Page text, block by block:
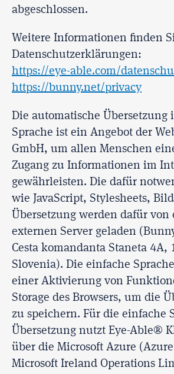
abgeschlossen.
Weitere Informationen finden
Datenschutzerklärungen:
https://eye-able.com/
https://bunny.net/privacy
Die automatische Übersetzung
Sprache ist ein Angebot der
GmbH, um allen Menschen
Zugang zu Informationen im
gewährleisten. Die dafür
wie JavaScript, Stylesheets,
Übersetzung werden dafür von
externen Server geladen
Cesta komandanta Staneta 4A,
Slovenia). Die einfache
einer Aktivierung von
Storage des Browsers, um die
zu speichern. Für die einfache
Übersetzung nutzt Eye-Able®
über die Microsoft Azure
Microsoft Ireland Operations